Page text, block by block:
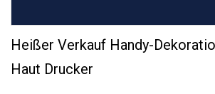
Heißer Verkauf Handy-
Haut Drucker